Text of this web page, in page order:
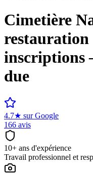
Cimetière
restauration
inscriptions
due
4.7★ sur Google
166 avis
10+ ans d'expérience
Travail professionnel et